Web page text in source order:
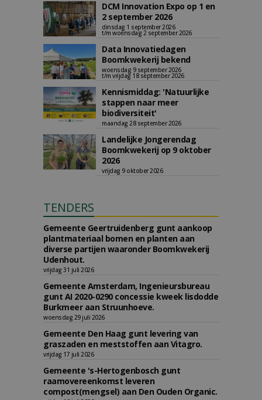
DCM Innovation Expo op 1 en
2 september 2026
dinsdag 1 september 2026
t/m woensdag 2 september 2026
Data Innovatiedagen
Boomkwekerij bekend
woensdag 9 september 2026
t/m vrijdag 18 september 2026
Kennismiddag: 'Natuurlijke
stappen naar meer
biodiversiteit'
maandag 28 september 2026
Landelijke Jongerendag
Boomkwekerij op 9 oktober
2026
vrijdag 9 oktober 2026
TENDERS
Gemeente Geertruidenberg gunt aankoop
plantmateriaal bomen en planten aan
diverse partijen waaronder Boomkwekerij
Udenhout.
vrijdag 31 juli 2026
Gemeente Amsterdam, Ingenieursbureau
gunt AI 2020-0290 concessie kweek lisdodde
Burkmeer aan Struunhoeve.
woensdag 29 juli 2026
Gemeente Den Haag gunt levering van
graszaden en meststoffen aan Vitagro.
vrijdag 17 juli 2026
Gemeente 's-Hertogenbosch gunt
raamovereenkomst leveren
compost(mengsel) aan Den Ouden Organic.